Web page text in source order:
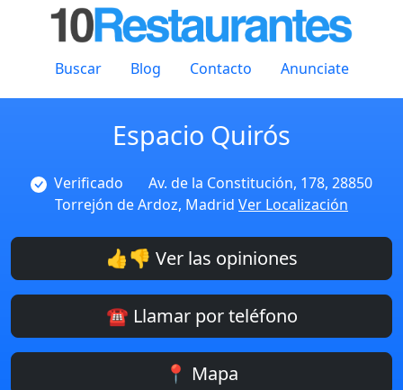
Buscar Blog Contacto Anunciate
Espacio Quirós
Verificado
Av. de la Constitución, 178, 28850
Torrejón de Ardoz, Madrid Ver Localización
👍👎 Ver las opiniones
☎️ Llamar por teléfono
📍 Mapa